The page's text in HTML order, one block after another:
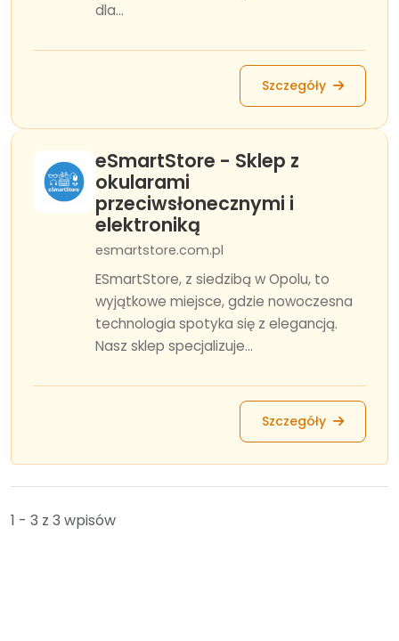
dla...
Szczegóły
eSmartStore - Sklep z
okularami
przeciwsłonecznymi i
elektroniką
esmartstore.com.pl
ESmartStore, z siedzibą w Opolu, to
wyjątkowe miejsce, gdzie nowoczesna
technologia spotyka się z elegancją.
Nasz sklep specjalizuje...
Szczegóły
1 - 3 z 3 wpisów